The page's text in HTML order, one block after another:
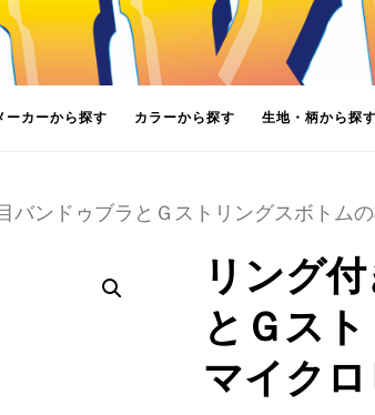
ーカーから探す カラーから探す 生地・柄から探す
バンドゥブラとＧストリングスボトム
リング
とＧス
マイク